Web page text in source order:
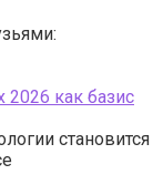
2026 как базис
становится